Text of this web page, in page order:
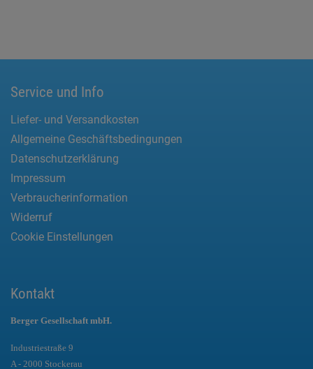
Service und Info
Liefer- und Versandkosten
Allgemeine Geschäftsbedingungen
Datenschutzerklärung
Impressum
Verbraucherinformation
Widerruf
Cookie Einstellungen
Kontakt
Berger Gesellschaft mbH.
Industriestraße 9
A - 2000 Stockerau